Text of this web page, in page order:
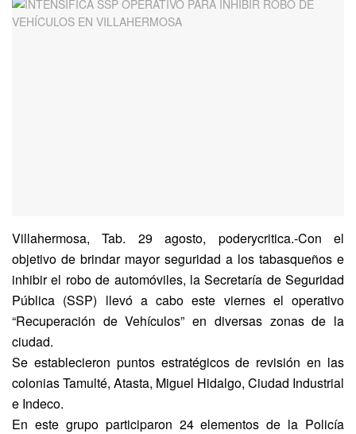
Villahermosa, Tab. 29 agosto, poderycritica.-Con el
objetivo de brindar mayor seguridad a los tabasqueños e
inhibir el robo de automóviles, la Secretaría de Seguridad
Pública (SSP) llevó a cabo este viernes el operativo
“Recuperación de Vehículos” en diversas zonas de la
ciudad.
Se establecieron puntos estratégicos de revisión en las
colonias Tamulté, Atasta, Miguel Hidalgo, Ciudad Industrial
e Indeco.
En este grupo participaron 24 elementos de la Policía